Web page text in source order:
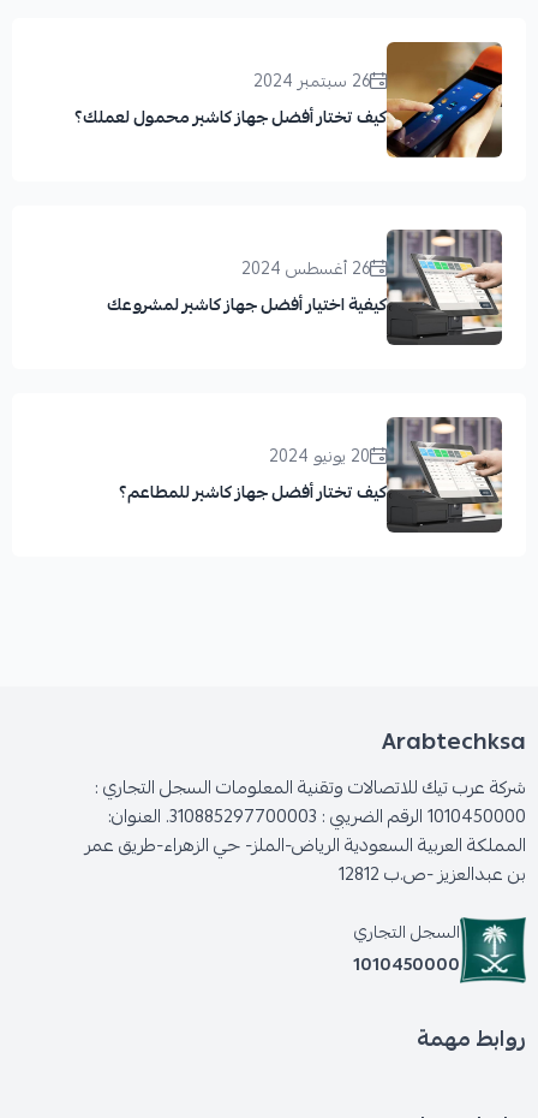
26 سبتمبر 2024
كيف تختار أفضل جهاز كاشير محمول لعملك؟
26 أغسطس 2024
كيفية اختيار أفضل جهاز كاشير لمشروعك
20 يونيو 2024
كيف تختار أفضل جهاز كاشير للمطاعم؟
Arabtechksa
شركة عرب تيك للاتصالات وتقنية المعلومات السجل التجاري :
1010450000 الرقم الضريبي : 310885297700003. العنوان:
المملكة العربية السعودية الرياض-الملز- حي الزهراء-طريق عمر
بن عبدالعزيز -ص.ب 12812
السجل التجاري
1010450000
روابط مهمة